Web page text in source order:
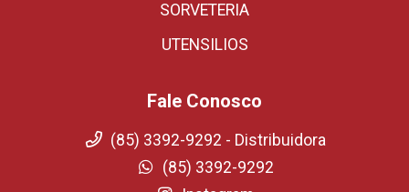
SORVETERIA
UTENSILIOS
Fale Conosco
(85) 3392-9292 - Distribuidora
(85) 3392-9292